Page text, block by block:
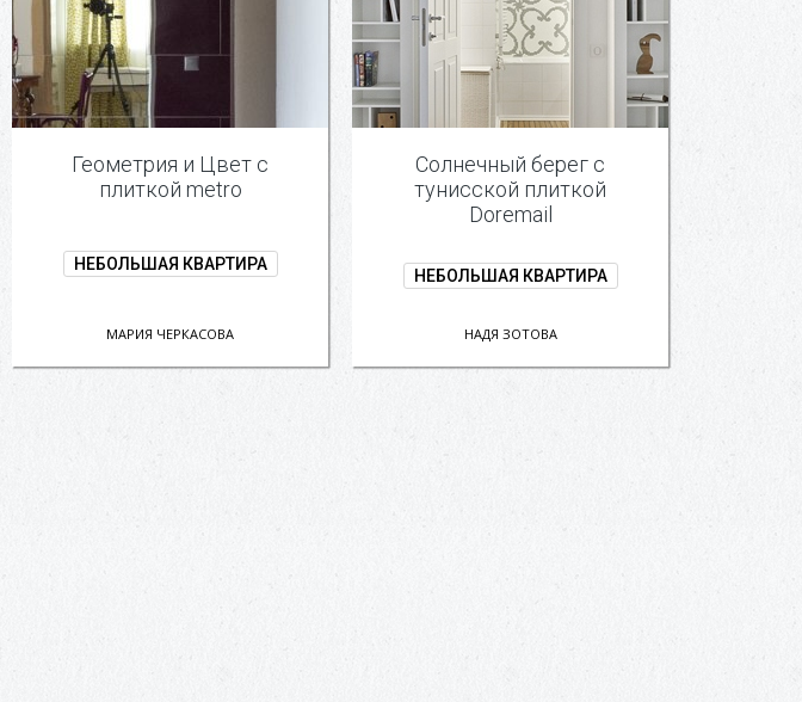
Геометрия и Цвет с
плиткой metro
НЕБОЛЬШАЯ КВАРТИРА
МАРИЯ ЧЕРКАСОВА
Солнечный берег с
тунисской плиткой
Doremail
НЕБОЛЬШАЯ КВАРТИРА
НАДЯ ЗОТОВА